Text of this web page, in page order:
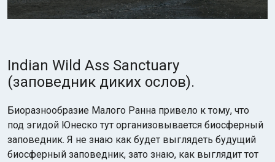
Indian Wild Ass Sanctuary
(заповедник диких ослов).
Биоразнообразие Малого Ранна привело к тому, что
под эгидой Юнеско тут организовывается биосферный
заповедник. Я не знаю как будет выглядеть будущий
биосферный заповедник, зато знаю, как выглядит тот